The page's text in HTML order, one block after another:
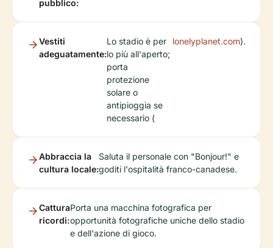
pubblico:
Vestiti
adeguatamente:
Lo stadio è per
lo più all'aperto;
porta
protezione
solare o
antipioggia se
necessario (
lonelyplanet.com).
Abbraccia la
cultura locale:
Saluta il personale con "Bonjour!" e
goditi l'ospitalità franco-canadese.
Cattura
ricordi:
Porta una macchina fotografica per
opportunità fotografiche uniche dello stadio
e dell'azione di gioco.